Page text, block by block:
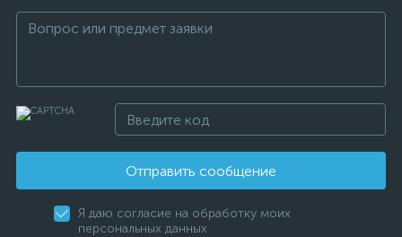
Отправить сообщение
Я даю согласие на обработку моих
персональных данных